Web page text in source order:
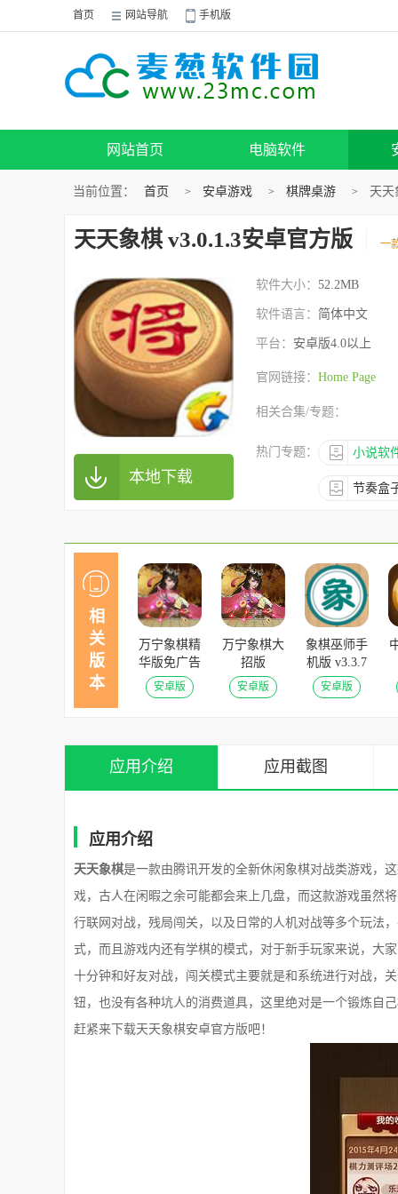
首页 网站导航 手机版
网站首页 电脑软件
当前位置： 首页 > 安卓游戏 > 棋牌桌游 > 天天
天天象棋 v3.0.1.3安卓官方版 一
本地下载
软件大小： 52.2MB
软件语言： 简体中文
平台： 安卓版4.0以上
官网链接： Home Page
相关合集/专题：
热门专题： 小说软
节奏盒
相
关
版
本
万宁象棋精
华版免广告
版 v1.1.61
安卓版
安卓版
万宁象棋大
招版
v1.1.61安卓
版
安卓版
象棋巫师手
机版 v3.3.7
安卓版
安卓版
应用介绍 应用截图
应用介绍
天天象棋是一款由腾讯开发的全新休闲象棋对战类游戏，
戏，古人在闲暇之余可能都会来上几盘，而这款游戏虽然
行联网对战，残局闯关，以及日常的人机对战等多个玩法
式，而且游戏内还有学棋的模式，对于新手玩家来说，大
十分钟和好友对战，闯关模式主要就是和系统进行对战，
钮，也没有各种坑人的消费道具，这里绝对是一个锻炼自
赶紧来下载天天象棋安卓官方版吧！